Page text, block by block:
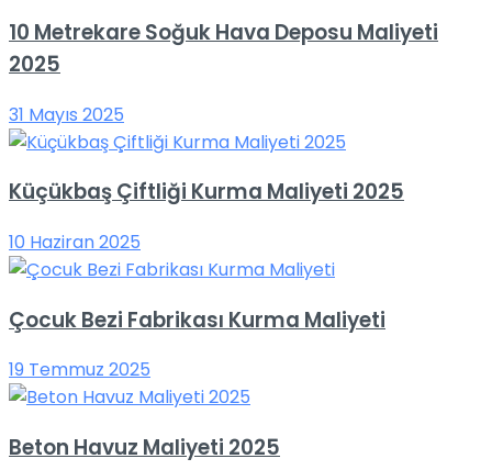
10 Metrekare Soğuk Hava Deposu Maliyeti
2025
31 Mayıs 2025
Küçükbaş Çiftliği Kurma Maliyeti 2025
10 Haziran 2025
Çocuk Bezi Fabrikası Kurma Maliyeti
19 Temmuz 2025
Beton Havuz Maliyeti 2025